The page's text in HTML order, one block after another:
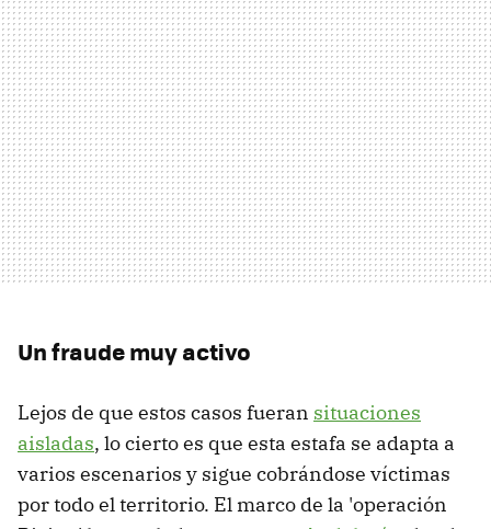
Un fraude muy activo
Lejos de que estos casos fueran situaciones
aisladas, lo cierto es que esta estafa se adapta a
varios escenarios y sigue cobrándose víctimas
por todo el territorio. El marco de la 'operación